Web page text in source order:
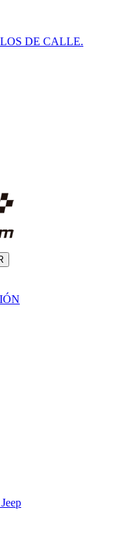
DE CALLE.